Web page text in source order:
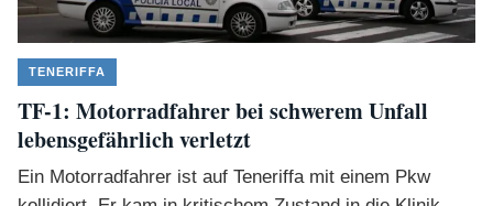
TENERIFFA
TF-1: Motorradfahrer bei schwerem Unfall
lebensgefährlich verletzt
Ein Motorradfahrer ist auf Teneriffa mit einem Pkw